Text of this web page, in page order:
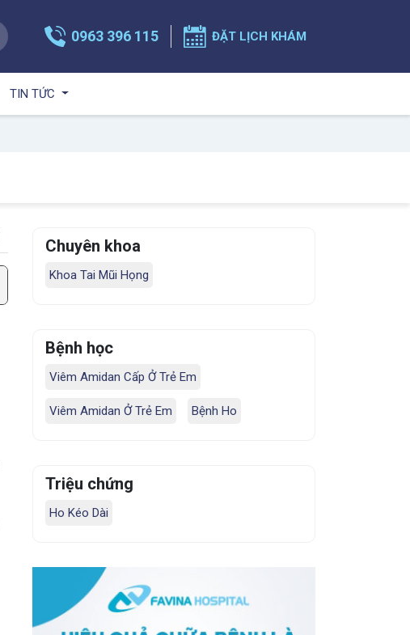
0963 396 115 ĐẶT LỊCH KHÁM
TIN TỨC
Chuyên khoa
Khoa Tai Mũi Họng
Bệnh học
Viêm Amidan Cấp Ở Trẻ Em
Viêm Amidan Ở Trẻ Em Bệnh Ho
Triệu chứng
Ho Kéo Dài